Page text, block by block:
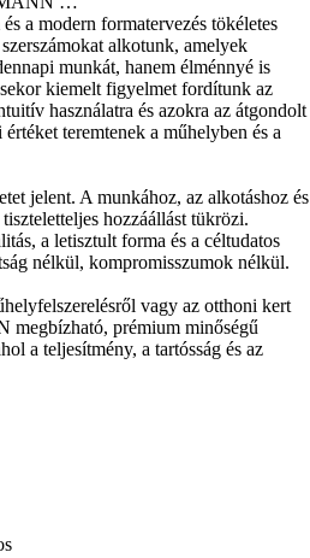
a modern formatervezés tökéletes
alkotunk, amelyek
munkát, hanem élménnyé is
kiemelt figyelmet fordítunk az
használatra és azokra az átgondolt
teremtenek a műhelyben és a
jelent. A munkához, az alkotáshoz és
hozzáállást tükrözi.
a letisztult forma és a céltudatos
nélkül, kompromisszumok nélkül.
vagy az otthoni kert
megbízható, prémium minőségű
a teljesítmény, a tartósság és az